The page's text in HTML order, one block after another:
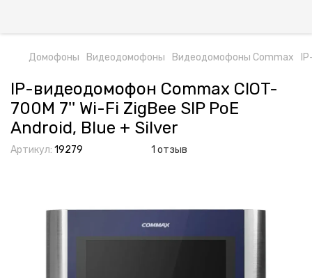
Домофоны Видеодомофоны Видеодомофоны Commax
IP-видеодомофон Commax CIOT-
700M 7'' Wi-Fi ZigBee SIP PoE
Android, Blue + Silver
Артикул: 19279 1 отзыв